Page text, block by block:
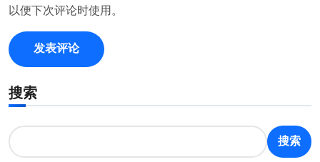
以便下次评论时使用。
搜索
搜索